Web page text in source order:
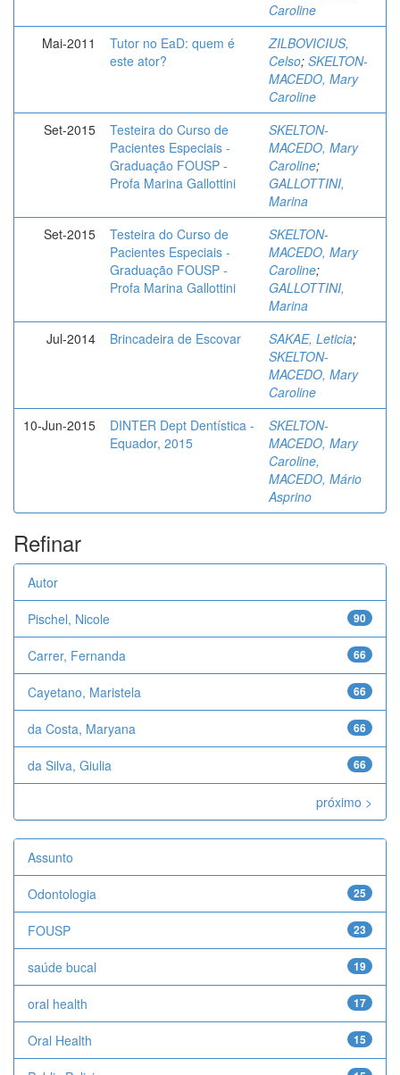
Caroline
Mai-2011
Tutor no EaD: quem é
este ator?
ZILBOVICIUS,
Celso; SKELTON-
MACEDO, Mary
Caroline
Set-2015
Testeira do Curso de
Pacientes Especiais -
Graduação FOUSP -
Profa Marina Gallottini
SKELTON-
MACEDO, Mary
Caroline;
GALLOTTINI,
Marina
Set-2015
Testeira do Curso de
Pacientes Especiais -
Graduação FOUSP -
Profa Marina Gallottini
SKELTON-
MACEDO, Mary
Caroline;
GALLOTTINI,
Marina
Jul-2014
Brincadeira de Escovar SAKAE, Leticia;
SKELTON-
MACEDO, Mary
Caroline
10-Jun-2015
DINTER Dept Dentística -
Equador, 2015
SKELTON-
MACEDO, Mary
Caroline,
MACEDO, Mário
Asprino
Refinar
Autor
90
Pischel, Nicole
66
Carrer, Fernanda
66
Cayetano, Maristela
66
da Costa, Maryana
66
da Silva, Giulia
próximo >
Assunto
25
Odontologia
23
FOUSP
19
saúde bucal
17
oral health
15
Oral Health